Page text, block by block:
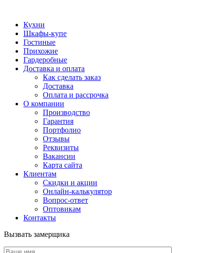
Кухни
Шкафы-купе
Гостиные
Прихожие
Гардеробные
Доставка и оплата
Как сделать заказ
Доставка
Оплата и рассрочка
О компании
Производство
Гарантия
Портфолио
Отзывы
Реквизиты
Вакансии
Карта сайта
Клиентам
Скидки и акции
Онлайн-калькулятор
Вопрос-ответ
Оптовикам
Контакты
Вызвать замерщика